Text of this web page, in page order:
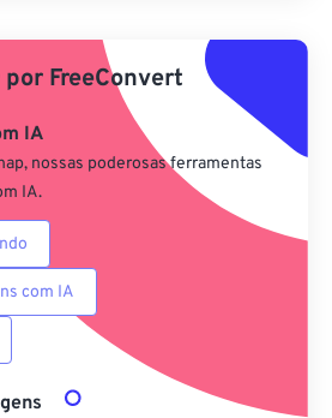
da predefinição
por FreeConvert
IA
nossas poderosas ferramentas
IA.
com IA